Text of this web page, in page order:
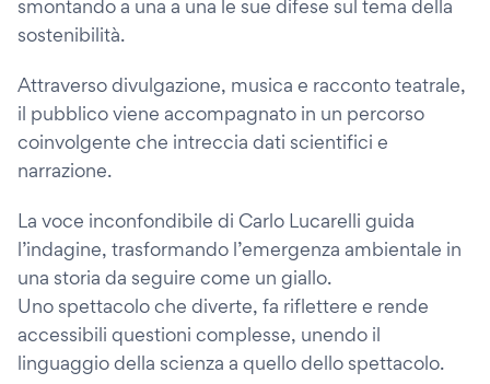
smontando a una a una le sue difese sul tema della
sostenibilità.
Attraverso divulgazione, musica e racconto teatrale,
il pubblico viene accompagnato in un percorso
coinvolgente che intreccia dati scientifici e
narrazione.
La voce inconfondibile di Carlo Lucarelli guida
l’indagine, trasformando l’emergenza ambientale in
una storia da seguire come un giallo.
Uno spettacolo che diverte, fa riflettere e rende
accessibili questioni complesse, unendo il
linguaggio della scienza a quello dello spettacolo.